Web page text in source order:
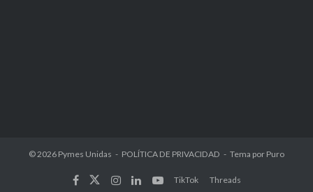
© 2026 Pymes Unidas POLÍTICA DE PRIVACIDAD Tema por Puro
TikTok Threads